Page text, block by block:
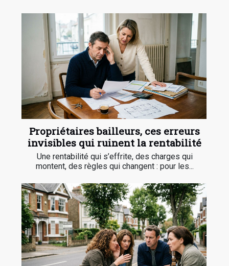
Propriétaires bailleurs, ces erreurs
invisibles qui ruinent la rentabilité
Une rentabilité qui s’effrite, des charges qui
montent, des règles qui changent : pour les...